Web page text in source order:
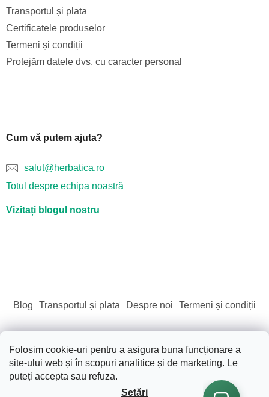
Folosim cookie-uri pentru a asigura buna funcționare a
site-ului web și în scopuri analitice și de marketing. Le
puteți accepta sau refuza.
Setări
Transportul și plata
Certificatele produselor
Termeni și condiții
Protejăm datele dvs. cu caracter personal
Cum vă putem ajuta?
salut@herbatica.ro
Totul despre echipa noastră
Vizitați blogul nostru
Blog Transportul și plata Despre noi Termeni și condiții
Creat de Shoptet